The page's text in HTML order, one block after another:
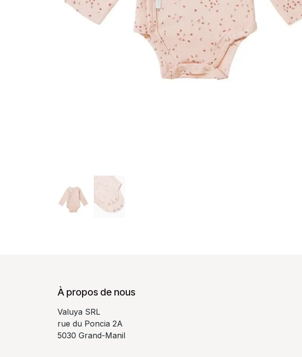
À propos de nous
Valuya SRL
rue du Poncia 2A
5030 Grand-Manil